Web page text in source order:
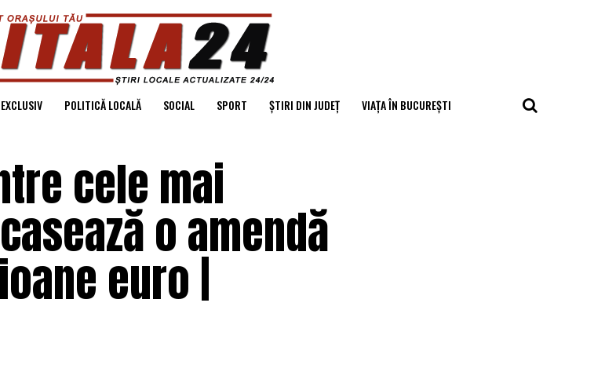
EXCLUSIV POLITICĂ LOCALĂ SOCIAL SPORT ȘTIRI DIN JUDEȚ VIAȚA ÎN BUCUREȘTI
cele mai
o amendă
euro |